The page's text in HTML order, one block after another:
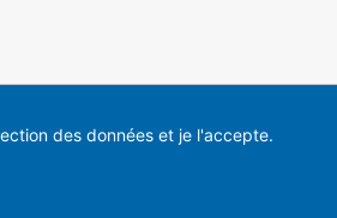
des données et je l'accepte.